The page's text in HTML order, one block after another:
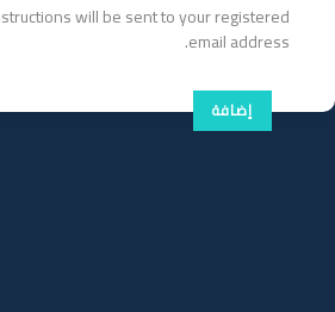
will be sent to your registered
email address.